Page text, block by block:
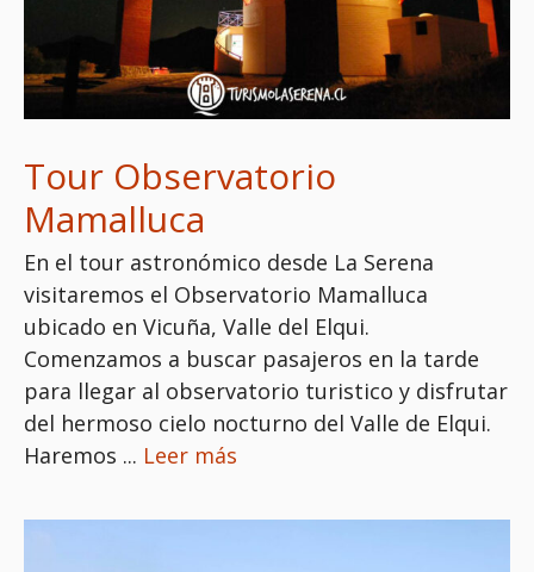
Tour Observatorio
Mamalluca
En el tour astronómico desde La Serena
visitaremos el Observatorio Mamalluca
ubicado en Vicuña, Valle del Elqui.
Comenzamos a buscar pasajeros en la tarde
para llegar al observatorio turistico y disfrutar
del hermoso cielo nocturno del Valle de Elqui.
Haremos ... Leer más